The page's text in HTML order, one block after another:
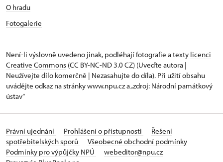
O hradu
Fotogalerie
Není-li výslovně uvedeno jinak, podléhají fotografie a texty licenci
Creative Commons (CC BY-NC-ND 3.0 CZ) (Uveďte autora |
Neužívejte dílo komerčně | Nezasahujte do díla). Při užití obsahu
uvádějte odkaz na stránky www.npu.cz a „zdroj: Národní památkový
ústav“
Právní ujednání Prohlášení o přístupnosti
Řešení
spotřebitelských sporů
Všeobecné obchodní podmínky
Podmínky pro výpůjčky NPÚ
webeditor@npu.cz